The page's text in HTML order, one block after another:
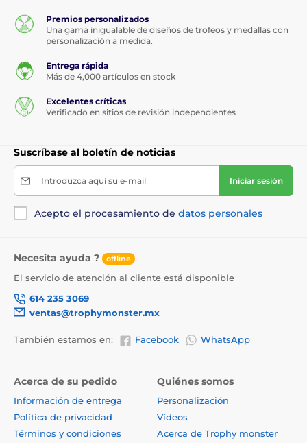
Premios personalizados
Una gama inigualable de diseños de trofeos y medallas con
personalización a medida.
Entrega rápida
Más de 4,000 artículos en stock
Excelentes críticas
Verificado en sitios de revisión independientes
Suscríbase al boletín de noticias
Introduzca aquí su e-mail Iniciar sesión
Acepto el procesamiento de datos personales
Necesita ayuda ? offline
El servicio de atención al cliente está disponible
614 235 3069
ventas@trophymonster.mx
También estamos en: Facebook WhatsApp
Acerca de su pedido
Información de entrega
Política de privacidad
Términos y condiciones
Quiénes somos
Personalización
Vídeos
Acerca de Trophy monster